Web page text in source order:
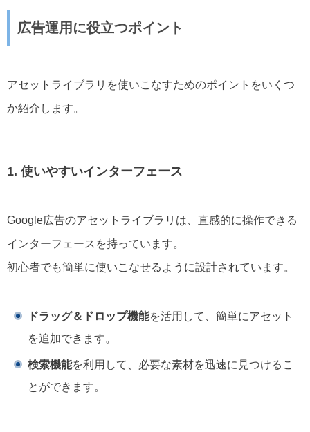
広告運用に役立つポイント
アセットライブラリを使いこなすためのポイントをいくつ
か紹介します。
1. 使いやすいインターフェース
Google広告のアセットライブラリは、直感的に操作できる
インターフェースを持っています。
初心者でも簡単に使いこなせるように設計されています。
ドラッグ＆ドロップ機能を活用して、簡単にアセット
を追加できます。
検索機能を利用して、必要な素材を迅速に見つけるこ
とができます。